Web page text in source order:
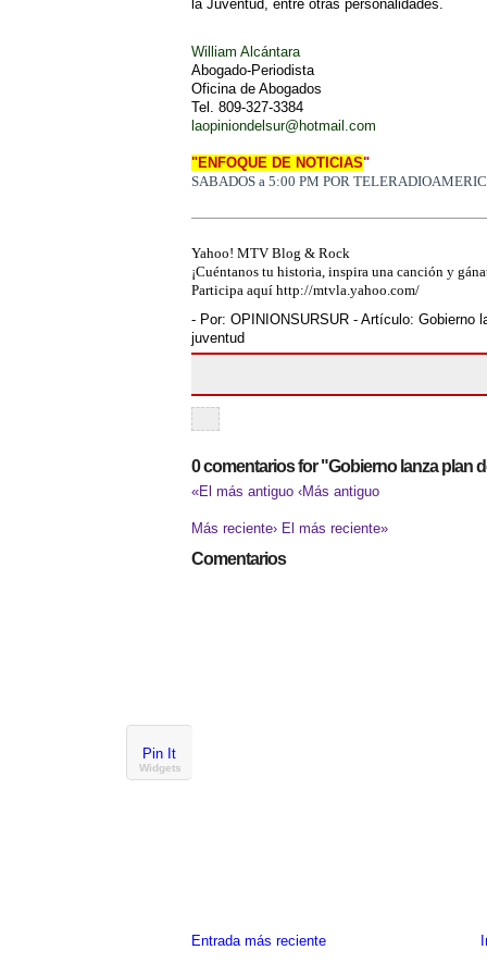
Pin It
Widgets
la Juventud, entre otras personalidades.
William Alcántara
Abogado-Periodista
Oficina de Abogados
Tel. 809-327-3384
laopiniondelsur@hotmail.com
"ENFOQUE DE NOTICIAS"
SABADOS a 5:00 PM POR
Yahoo! MTV Blog & Rock
¡Cuéntanos tu historia, inspira una canción y
Participa aquí http://mtvla.yahoo.com/
- Por: OPINIONSURSUR - Artículo: Gobierno
juventud
0 comentarios for "Gobierno lanza plan
«El más antiguo ‹Más antiguo
Más reciente› El más reciente»
Comentarios
Entrada más reciente